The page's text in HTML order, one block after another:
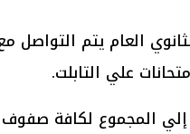
العام يتم التواصل
علي التابلت.
صفوف